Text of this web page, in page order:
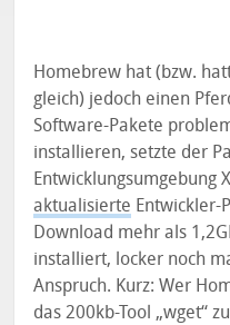
Homebrew hat (bzw.
gleich) jedoch einen
Software-Pakete
installieren, setzte der
Entwicklungsumgebung
aktualisierte Entwickler-
Download mehr als
installiert, locker noch
Anspruch. Kurz: Wer
das 200kb-Tool „wget“